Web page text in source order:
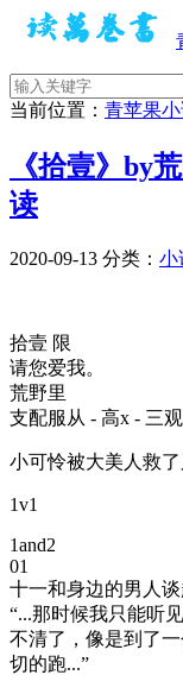
当前位置： 青苹果小
《拾壹》by
读
2020-09-13 分类： 小
拾壹 限
请您爱我。
荒野里
支配服从 - 高x - 三
小可怜被大美人救
1v1
1and2
01
十一和身边的男人谈
“...那时候我只能听
不清了，像是到了
切的跑...”